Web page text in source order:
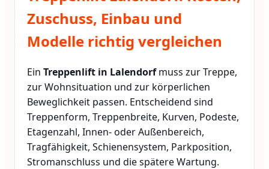
Zuschuss, Einbau und
Modelle richtig vergleichen
Ein Treppenlift in Lalendorfmuss zur Treppe,
zur Wohnsituation und zur körperlichen
Beweglichkeit passen. Entscheidend sind
Treppenform, Treppenbreite, Kurven, Podeste,
Etagenzahl, Innen- oder Außenbereich,
Tragfähigkeit, Schienensystem, Parkposition,
Stromanschluss und die spätere Wartung.